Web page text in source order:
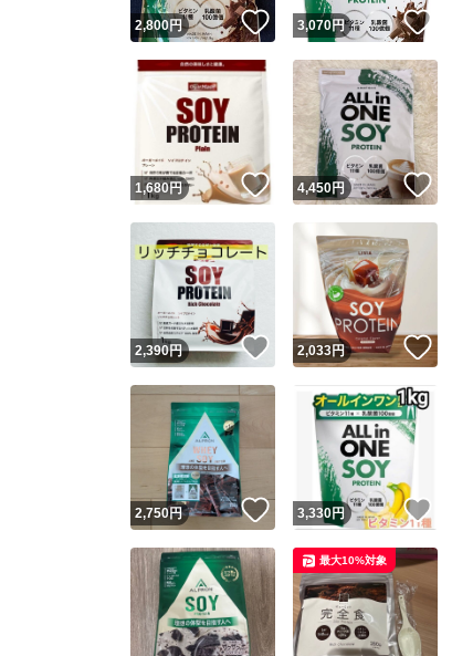
取
2,800円 いいね！
3,070円
1,680円 いいね！
4,450円
2,390円 いいね！
2,033円
2,750円 いいね！
3,330円
最大10%対象